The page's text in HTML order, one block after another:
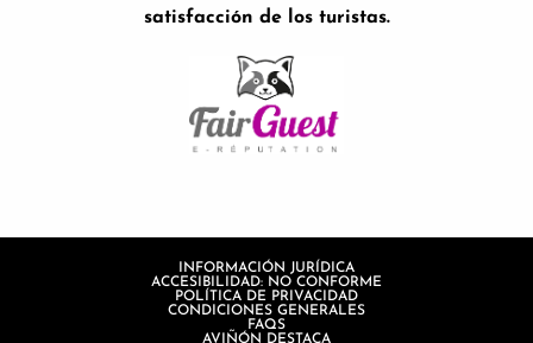
satisfacción de los turistas.
INFORMACIÓN JURÍDICA
ACCESIBILIDAD: NO CONFORME
POLÍTICA DE PRIVACIDAD
CONDICIONES GENERALES
FAQS
AVIÑÓN DESTACA